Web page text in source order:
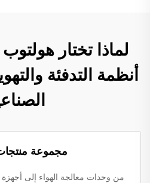
لماذا تختار
أنظمة التدفئة
مجموعة
من وحدات معالجة الهواء إلى أجهزة